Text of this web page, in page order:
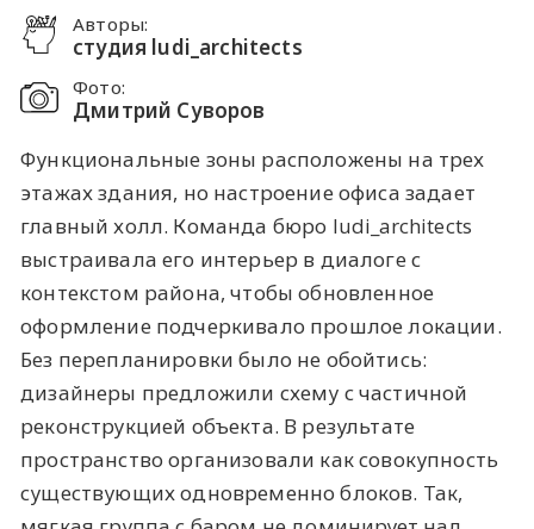
Авторы:
студия ludi_architects
Фото:
Дмитрий Суворов
Функциональные зоны расположены на трех
этажах здания, но настроение офиса задает
главный холл. Команда бюро ludi_architects
выстраивала его интерьер в диалоге с
контекстом района, чтобы обновленное
оформление подчеркивало прошлое локации.
Без перепланировки было не обойтись:
дизайнеры предложили схему с частичной
реконструкцией объекта. В результате
пространство организовали как совокупность
существующих одновременно блоков. Так,